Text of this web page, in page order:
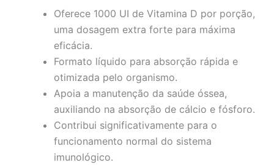
Oferece 1000 UI de Vitamina D por porção,
uma dosagem extra forte para máxima
eficácia.
Formato líquido para absorção rápida e
otimizada pelo organismo.
Apoia a manutenção da saúde óssea,
auxiliando na absorção de cálcio e fósforo.
Contribui significativamente para o
funcionamento normal do sistema
imunológico.